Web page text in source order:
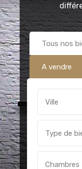
Tous nos
A vendre
Ville
Type de
Chambres